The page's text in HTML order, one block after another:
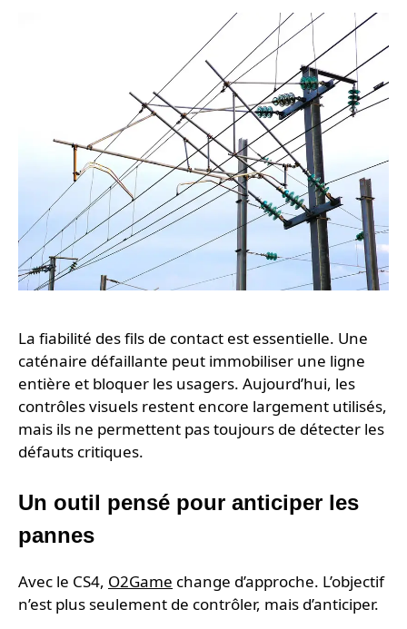
La fiabilité des fils de contact est essentielle. Une
caténaire défaillante peut immobiliser une ligne
entière et bloquer les usagers. Aujourd’hui, les
contrôles visuels restent encore largement utilisés,
mais ils ne permettent pas toujours de détecter les
défauts critiques.
Un outil pensé pour anticiper les
pannes
Avec le CS4, O2Game change d’approche. L’objectif
n’est plus seulement de contrôler, mais d’anticiper.